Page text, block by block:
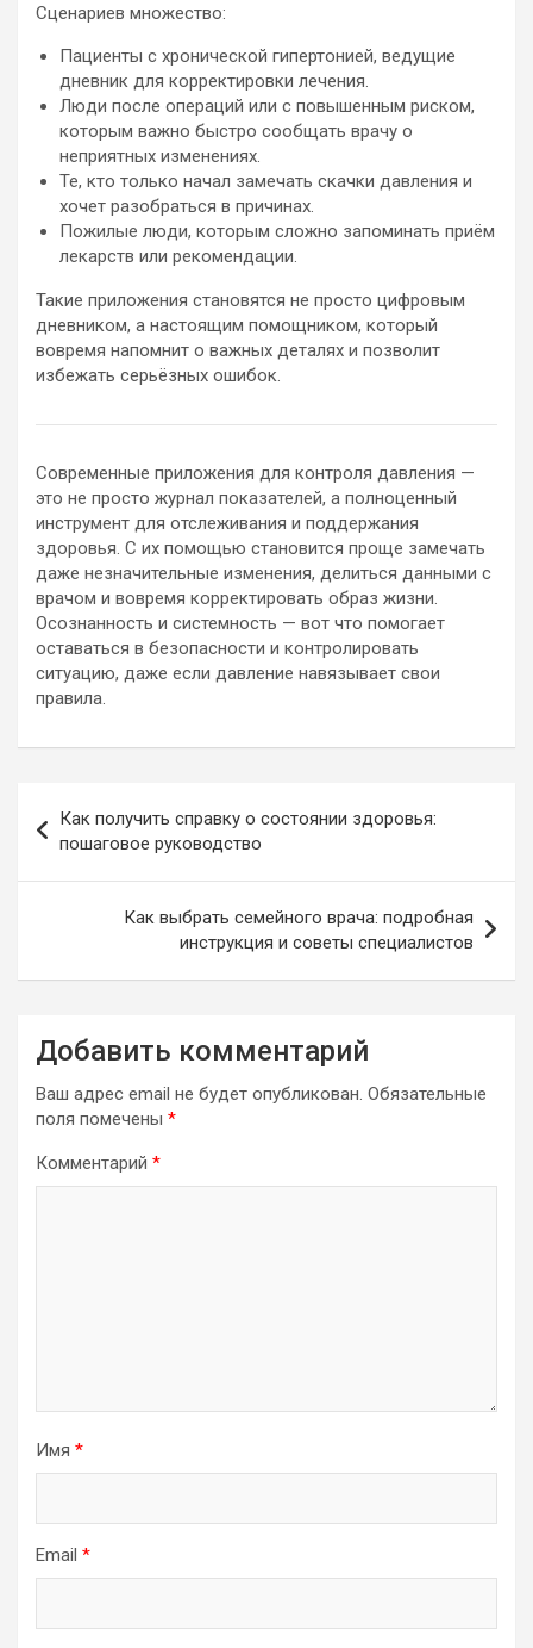
Сценариев множество:
Пациенты с хронической гипертонией, ведущие
дневник для корректировки лечения.
Люди после операций или с повышенным риском,
которым важно быстро сообщать врачу о
неприятных изменениях.
Те, кто только начал замечать скачки давления и
хочет разобраться в причинах.
Пожилые люди, которым сложно запоминать приём
лекарств или рекомендации.
Такие приложения становятся не просто цифровым
дневником, а настоящим помощником, который
вовремя напомнит о важных деталях и позволит
избежать серьёзных ошибок.
Современные приложения для контроля давления —
это не просто журнал показателей, а полноценный
инструмент для отслеживания и поддержания
здоровья. С их помощью становится проще замечать
даже незначительные изменения, делиться данными с
врачом и вовремя корректировать образ жизни.
Осознанность и системность — вот что помогает
оставаться в безопасности и контролировать
ситуацию, даже если давление навязывает свои
правила.
по
записям
Как получить справку о состоянии здоровья:
пошаговое руководство
Как выбрать семейного врача: подробная
инструкция и советы специалистов
Добавить комментарий
Ваш адрес email не будет опубликован. Обязательные
поля помечены *
Комментарий *
Имя *
Email *